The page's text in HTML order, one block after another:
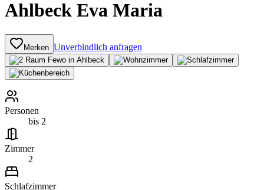
Ahlbeck Eva Maria
Merken Unverbindlich anfragen
Personen
bis 2
Zimmer
2
Schlafzimmer